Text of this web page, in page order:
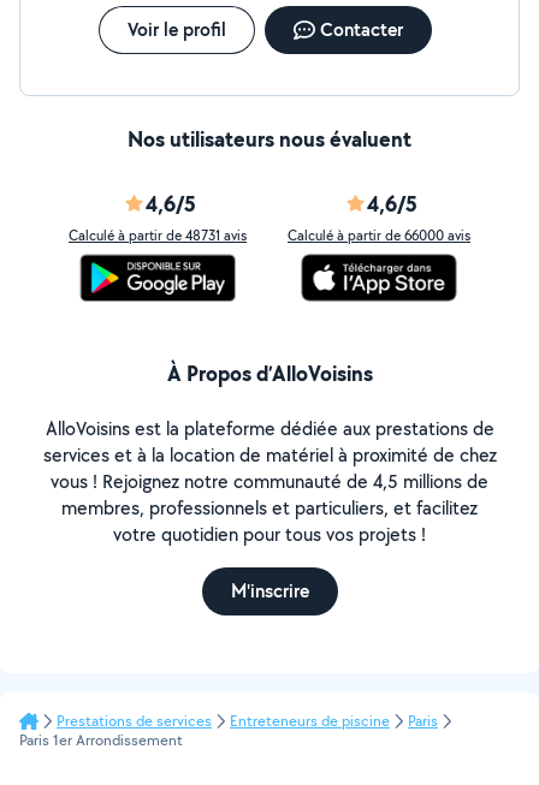
Voir le profil Contacter
Nos utilisateurs nous évaluent
4,6/5
Calculé à partir de 48731 avis
4,6/5
Calculé à partir de 66000 avis
À Propos d’AlloVoisins
AlloVoisins est la plateforme dédiée aux prestations de
services et à la location de matériel à proximité de chez
vous ! Rejoignez notre communauté de 4,5 millions de
membres, professionnels et particuliers, et facilitez
votre quotidien pour tous vos projets !
M'inscrire
Prestations de services Entreteneurs de piscine
Paris
Paris 1er Arrondissement